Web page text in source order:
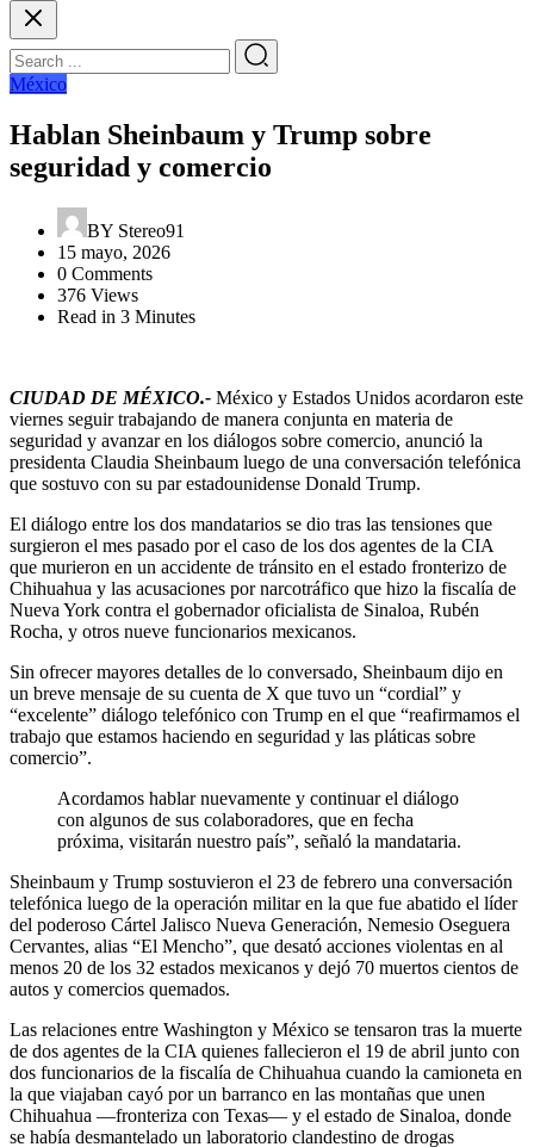
México
Hablan Sheinbaum y Trump sobre
seguridad y comercio
BY Stereo91
15 mayo, 2026
0 Comments
376 Views
Read in 3 Minutes
CIUDAD DE MÉXICO.- México y Estados Unidos acordaron este
viernes seguir trabajando de manera conjunta en materia de
seguridad y avanzar en los diálogos sobre comercio, anunció la
presidenta Claudia Sheinbaum luego de una conversación telefónica
que sostuvo con su par estadounidense Donald Trump.
El diálogo entre los dos mandatarios se dio tras las tensiones que
surgieron el mes pasado por el caso de los dos agentes de la CIA
que murieron en un accidente de tránsito en el estado fronterizo de
Chihuahua y las acusaciones por narcotráfico que hizo la fiscalía de
Nueva York contra el gobernador oficialista de Sinaloa, Rubén
Rocha, y otros nueve funcionarios mexicanos.
Sin ofrecer mayores detalles de lo conversado, Sheinbaum dijo en
un breve mensaje de su cuenta de X que tuvo un “cordial” y
“excelente” diálogo telefónico con Trump en el que “reafirmamos el
trabajo que estamos haciendo en seguridad y las pláticas sobre
comercio”.
Acordamos hablar nuevamente y continuar el diálogo
con algunos de sus colaboradores, que en fecha
próxima, visitarán nuestro país”, señaló la mandataria.
Sheinbaum y Trump sostuvieron el 23 de febrero una conversación
telefónica luego de la operación militar en la que fue abatido el líder
del poderoso Cártel Jalisco Nueva Generación, Nemesio Oseguera
Cervantes, alias “El Mencho”, que desató acciones violentas en al
menos 20 de los 32 estados mexicanos y dejó 70 muertos cientos de
autos y comercios quemados.
Las relaciones entre Washington y México se tensaron tras la muerte
de dos agentes de la CIA quienes fallecieron el 19 de abril junto con
dos funcionarios de la fiscalía de Chihuahua cuando la camioneta en
la que viajaban cayó por un barranco en las montañas que unen
Chihuahua —fronteriza con Texas— y el estado de Sinaloa, donde
se había desmantelado un laboratorio clandestino de drogas